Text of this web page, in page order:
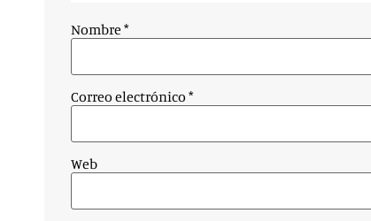
Nombre *
Correo electrónico *
Web